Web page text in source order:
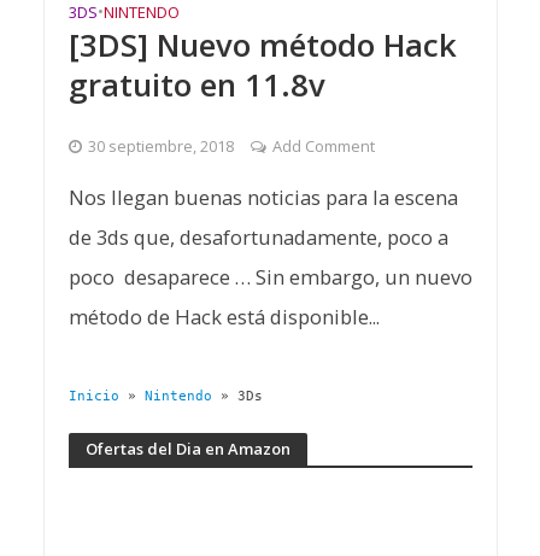
3DS•NINTENDO
[3DS] Nuevo método Hack
gratuito en 11.8v
30 septiembre, 2018 Add Comment
Nos llegan buenas noticias para la escena
de 3ds que, desafortunadamente, poco a
poco desaparece … Sin embargo, un nuevo
método de Hack está disponible...
Inicio » Nintendo » 3Ds
Ofertas del Dia en Amazon